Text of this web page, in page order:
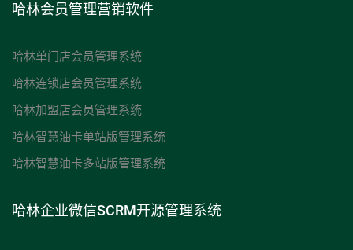
哈林会员管理营销软件
哈林单门店会员管理系统
哈林连锁店会员管理系统
哈林加盟店会员管理系统
哈林智慧油卡单站版管理系统
哈林智慧油卡多站版管理系统
哈林企业微信SCRM开源管理系统